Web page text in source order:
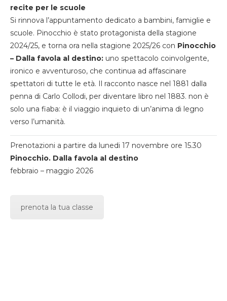
recite per le scuole
Si rinnova l’appuntamento dedicato a bambini, famiglie e
scuole. Pinocchio è stato protagonista della stagione
2024/25, e torna ora nella stagione 2025/26 con Pinocchio
– Dalla favola al destino: uno spettacolo coinvolgente,
ironico e avventuroso, che continua ad affascinare
spettatori di tutte le età. Il racconto nasce nel 1881 dalla
penna di Carlo Collodi, per diventare libro nel 1883. non è
solo una fiaba: è il viaggio inquieto di un’anima di legno
verso l’umanità.
Prenotazioni a partire da lunedi 17 novembre ore 15.30
Pinocchio. Dalla favola al destino
febbraio – maggio 2026
prenota la tua classe